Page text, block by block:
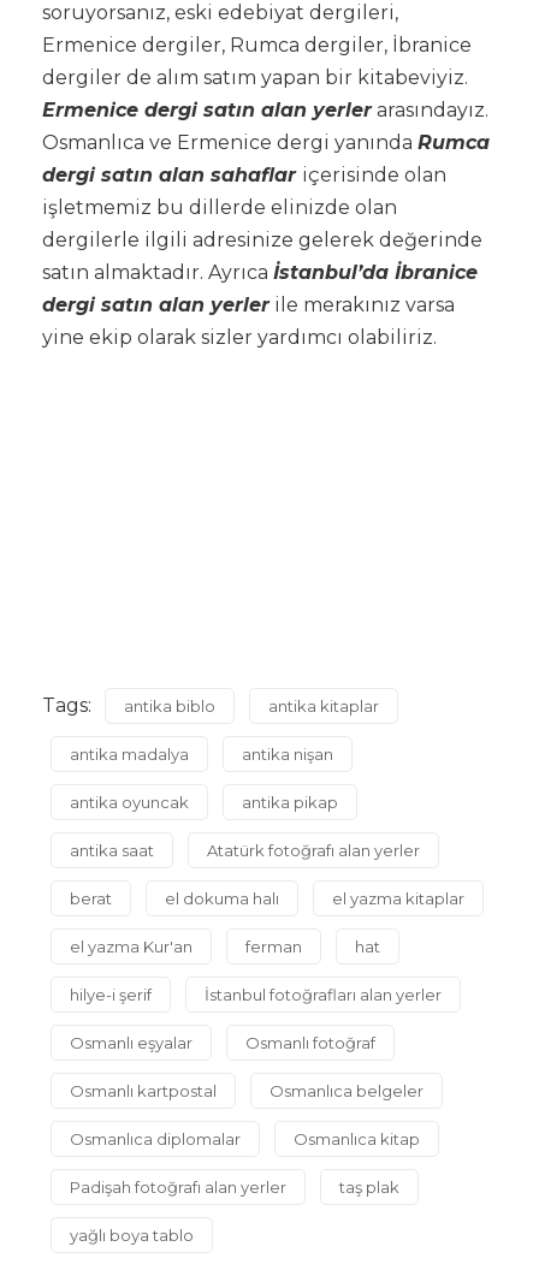
soruyorsanız, eski edebiyat dergileri,
Ermenice dergiler, Rumca dergiler, İbranice
dergiler de alım satım yapan bir kitabeviyiz.
Ermenice dergi satın alan yerlerarasındayız.
Osmanlıca ve Ermenice dergi yanında Rumca
dergi satın alan sahaflar içerisinde olan
işletmemiz bu dillerde elinizde olan
dergilerle ilgili adresinize gelerek değerinde
satın almaktadır. Ayrıca İstanbul’da İbranice
dergi satın alan yerlerile merakınız varsa
yine ekip olarak sizler yardımcı olabiliriz.
Tags: antika biblo antika kitaplar
antika madalya antika nişan
antika oyuncak antika pikap
antika saat Atatürk fotoğrafı alan yerler
berat el dokuma halı el yazma kitaplar
el yazma Kur'an ferman hat
hilye-i şerif İstanbul fotoğrafları alan yerler
Osmanlı eşyalar Osmanlı fotoğraf
Osmanlı kartpostal Osmanlıca belgeler
Osmanlıca diplomalar Osmanlıca kitap
Padişah fotoğrafı alan yerler taş plak
yağlı boya tablo